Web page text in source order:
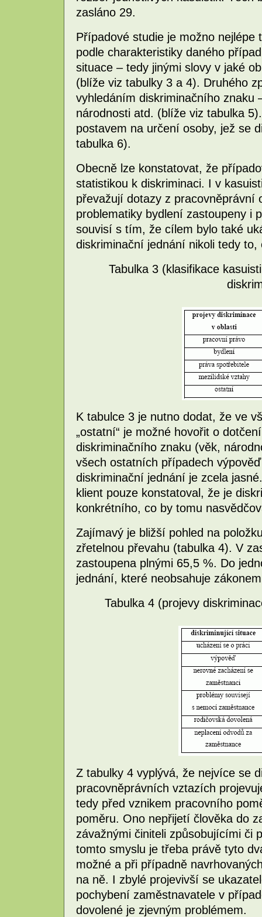
zasláno 29.
Případové studie je možno
podle charakteristiky daného
situace – tedy jinými slovy v jaké
(blíže viz tabulky 3 a 4). Druhého
vyhledáním diskriminačního znaku
národnosti atd. (blíže viz tabulka
postavem na určení osoby, jež se
tabulka 6).
Obecně lze konstatovat, že
statistikou k diskriminaci. I v
převažují dotazy z pracovněprávní
problematiky bydlení zastoupeny i
souvisí s tím, že cílem bylo také
diskriminační jednání nikoli tedy
Tabulka 3 (klasifikace
K tabulce 3 je nutno dodat, že ve
„ostatní“ je možné hovořit o
diskriminačního znaku (věk,
všech ostatních případech
diskriminační jednání je zcela
klient pouze konstatoval, že je
konkrétního, co by tomu
Zajímavý je bližší pohled na
zřetelnou převahu (tabulka 4). V
zastoupena plnými 65,5 %. Do
jednání, které neobsahuje
Tabulka 4 (projevy
Z tabulky 4 vyplývá, že nejvíce se
pracovněprávních vztazích
tedy před vznikem pracovního
poměru. Ono nepřijetí člověka do
závažnými činiteli způsobujícími či
tomto smyslu je třeba právě tyto
možné a při případně
na ně. I zbylé projevivší se
pochybení zaměstnavatele v
dovolené je zjevným problémem.